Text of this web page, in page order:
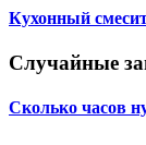
Кухонный
Случайные
Сколько часов